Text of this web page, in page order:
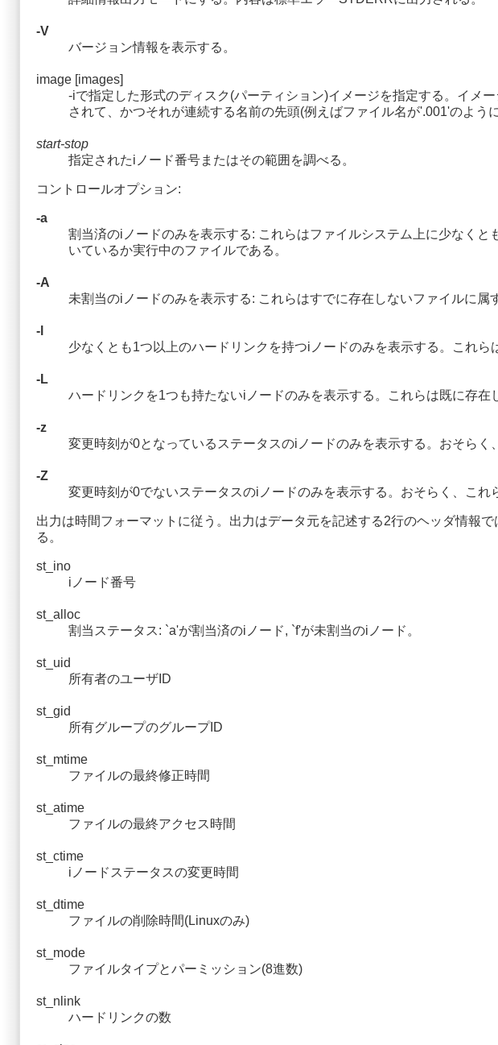
-V
バージョン情報を表示する。
image [images]
-iで指定した形式のディスク(パーティション)イメージを指定する。イメ
されて、かつそれが連続する名前の先頭(例えばファイル名が'.001'のよう
start-stop
指定されたiノード番号またはその範囲を調べる。
コントロールオプション:
-a
割当済のiノードのみを表示する: これらはファイルシステム上に少なく
いているか実行中のファイルである。
-A
未割当のiノードのみを表示する: これらはすでに存在しないファイルに属
-l
少なくとも1つ以上のハードリンクを持つiノードのみを表示する。これ
-L
ハードリンクを1つも持たないiノードのみを表示する。これらは既に存
-z
変更時刻が0となっているステータスのiノードのみを表示する。おそらく
-Z
変更時刻が0でないステータスのiノードのみを表示する。おそらく、これ
出力は時間フォーマットに従う。出力はデータ元を記述する2行のヘッダ情報
る。
st_ino
iノード番号
st_alloc
割当ステータス: `a'が割当済のiノード, `f'が未割当のiノード。
st_uid
所有者のユーザID
st_gid
所有グループのグループID
st_mtime
ファイルの最終修正時間
st_atime
ファイルの最終アクセス時間
st_ctime
iノードステータスの変更時間
st_dtime
ファイルの削除時間(Linuxのみ)
st_mode
ファイルタイプとパーミッション(8進数)
st_nlink
ハードリンクの数